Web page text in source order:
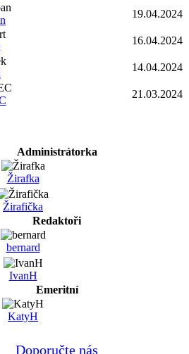
19.04.2024
16.04.2024
14.04.2024
21.03.2024
Administrátorka
Žirafka
Žirafička
Redaktoři
bernard
IvanH
Emeritní
KatyH
Doporučte nás